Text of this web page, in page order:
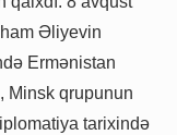
Əliyevin
Ermənistan
Minsk qrupunun
tarixində